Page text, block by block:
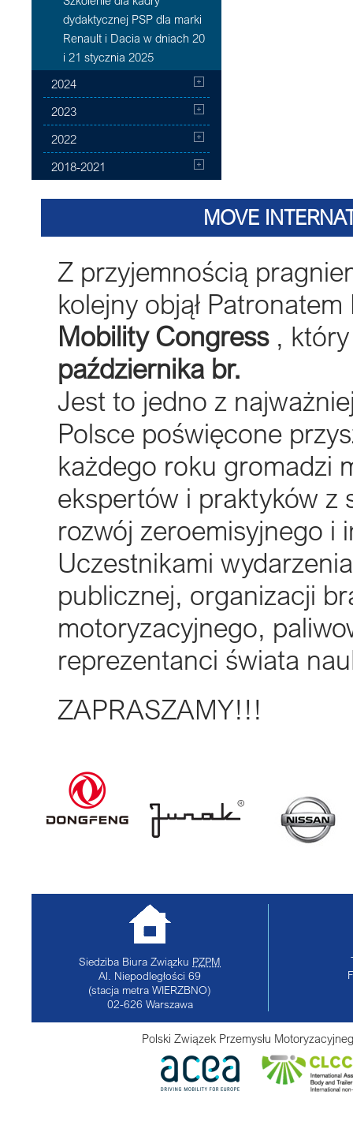
dydaktycznej PSP dla marki
Renault i Dacia w dniach 20
i 21 stycznia 2025
2024
2023
2022
2018-2021
MOVE
Z przyjemnością
kolejny objął
Mobility Congress, który
października br.
Jest to jedno z
Polsce poświęcone
każdego roku gromadzi
ekspertów i praktyków z
rozwój zeroemisyjnego
Uczestnikami
publicznej, organizacji
motoryzacyjnego,
reprezentanci świata
ZAPRASZAMY!!!
Siedziba Biura Związku PZPM
Al. Niepodległości 69
(stacja metra WIERZBNO)
02-626 Warszawa
Polski Związek Przemysłu